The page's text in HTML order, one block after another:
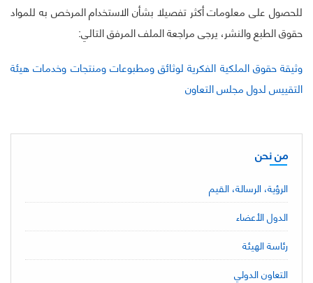
للحصول على معلومات أكثر تفصيلا بشأن الاستخدام المرخص به للمواد
حقوق الطبع والنشر، يرجى مراجعة الملف المرفق التالي:
وثيقة حقوق الملكية الفكرية لوثائق ومطبوعات ومنتجات وخدمات هيئة
التقييس لدول مجلس التعاون
من نحن
الرؤية، الرسالة، القيم
الدول الأعضاء
رئاسة الهيئة
التعاون الدولي